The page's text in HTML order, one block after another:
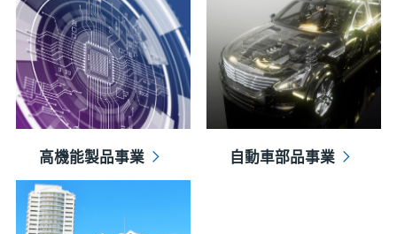
高機能製品事業 自動車部品事業